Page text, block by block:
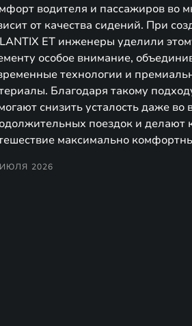
водителя и пассажиров во
от качества сидений. При
ET инженеры уделили
особое внимание,
технологии и
Благодаря такому
снизить усталость даже во
поездок и делают
максимально
2026